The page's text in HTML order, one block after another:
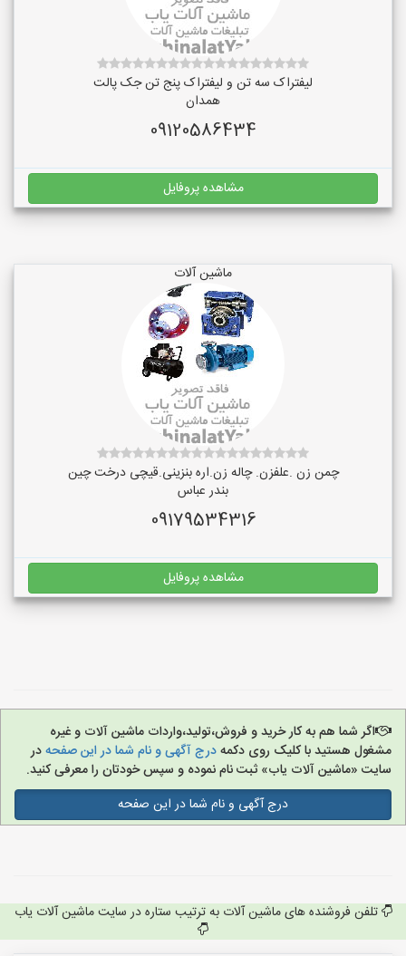
لیفتراک سه تن و لیفتراک پنج تن جک پالت
همدان
09120586434
مشاهده پروفایل
ماشین آلات
چمن زن .علفزن. چاله زن.اره بنزینی.قیچی درخت چین
بندر عباس
09179534316
مشاهده پروفایل
اگر شما هم به کار خرید و فروش،تولید،واردات ماشین آلات و غیره
مشغول هستید با کلیک روی دکمهدرج آگهی و نام شما در این صفحهدر
سایت «ماشین آلات یاب» ثبت نام نموده و سپس خودتان را معرفی کنید.
درج آگهی و نام شما در این صفحه
تلفن فروشنده های ماشین آلات به ترتیب ستاره در سایت ماشین آلات یاب